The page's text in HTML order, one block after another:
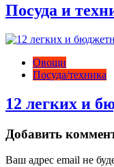
Посуда и
Овощи
Посуда/техника
12 легких и
Добавить
Ваш адрес email не